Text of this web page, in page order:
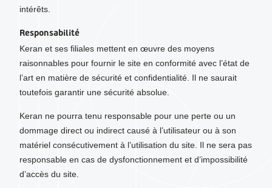
intérêts.
Responsabilité
Keran et ses filiales mettent en œuvre des moyens
raisonnables pour fournir le site en conformité avec l’état de
l’art en matière de sécurité et confidentialité. Il ne saurait
toutefois garantir une sécurité absolue.
Keran ne pourra tenu responsable pour une perte ou un
dommage direct ou indirect causé à l’utilisateur ou à son
matériel consécutivement à l’utilisation du site. Il ne sera pas
responsable en cas de dysfonctionnement et d’impossibilité
d’accès du site.